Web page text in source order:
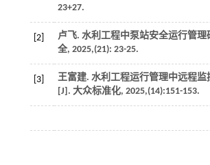
23+27.
[2] 卢飞. 水利工程中泵站安全运行管理
全, 2025,(21): 23-25.
[3]
王富建. 水利工程运行管理中远程监
[J]. 大众标准化, 2025,(14):151-153.